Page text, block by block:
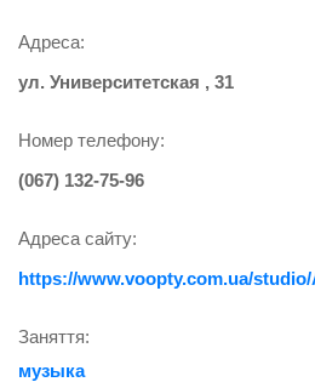
Адреса:
ул. Университетская , 31
Номер телефону:
(067) 132-75-96
Адреса сайту:
https://www.voopty.com.ua/
Заняття:
музыка